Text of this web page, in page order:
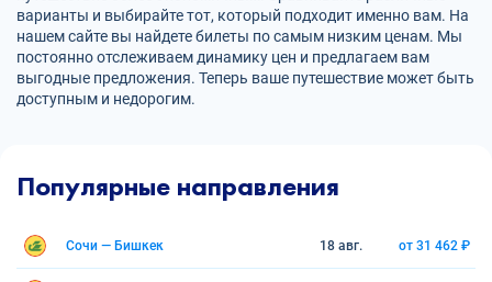
варианты и выбирайте тот, который подходит именно вам. На
нашем сайте вы найдете билеты по самым низким ценам. Мы
постоянно отслеживаем динамику цен и предлагаем вам
выгодные предложения. Теперь ваше путешествие может быть
доступным и недорогим.
Популярные направления
Сочи — Бишкек 18 авг. от 31 462 ₽